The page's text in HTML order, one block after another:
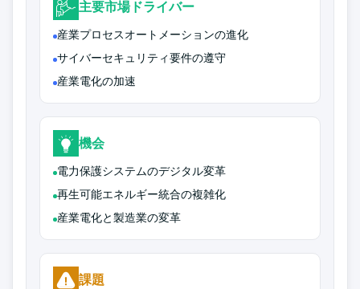
主要市場ドライバー
産業プロセスオートメーションの進化
サイバーセキュリティ要件の遵守
産業電化の加速
機会
電力保護システムのデジタル変革
再生可能エネルギー統合の複雑化
産業電化と製造業の変革
課題